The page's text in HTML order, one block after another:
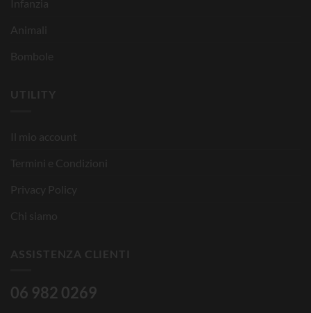
Infanzia
Animali
Bombole
UTILITY
Il mio account
Termini e Condizioni
Privacy Policy
Chi siamo
ASSISTENZA CLIENTI
06 982 0269